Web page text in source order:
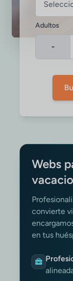
Adultos
-
Webs
convierte
en tus